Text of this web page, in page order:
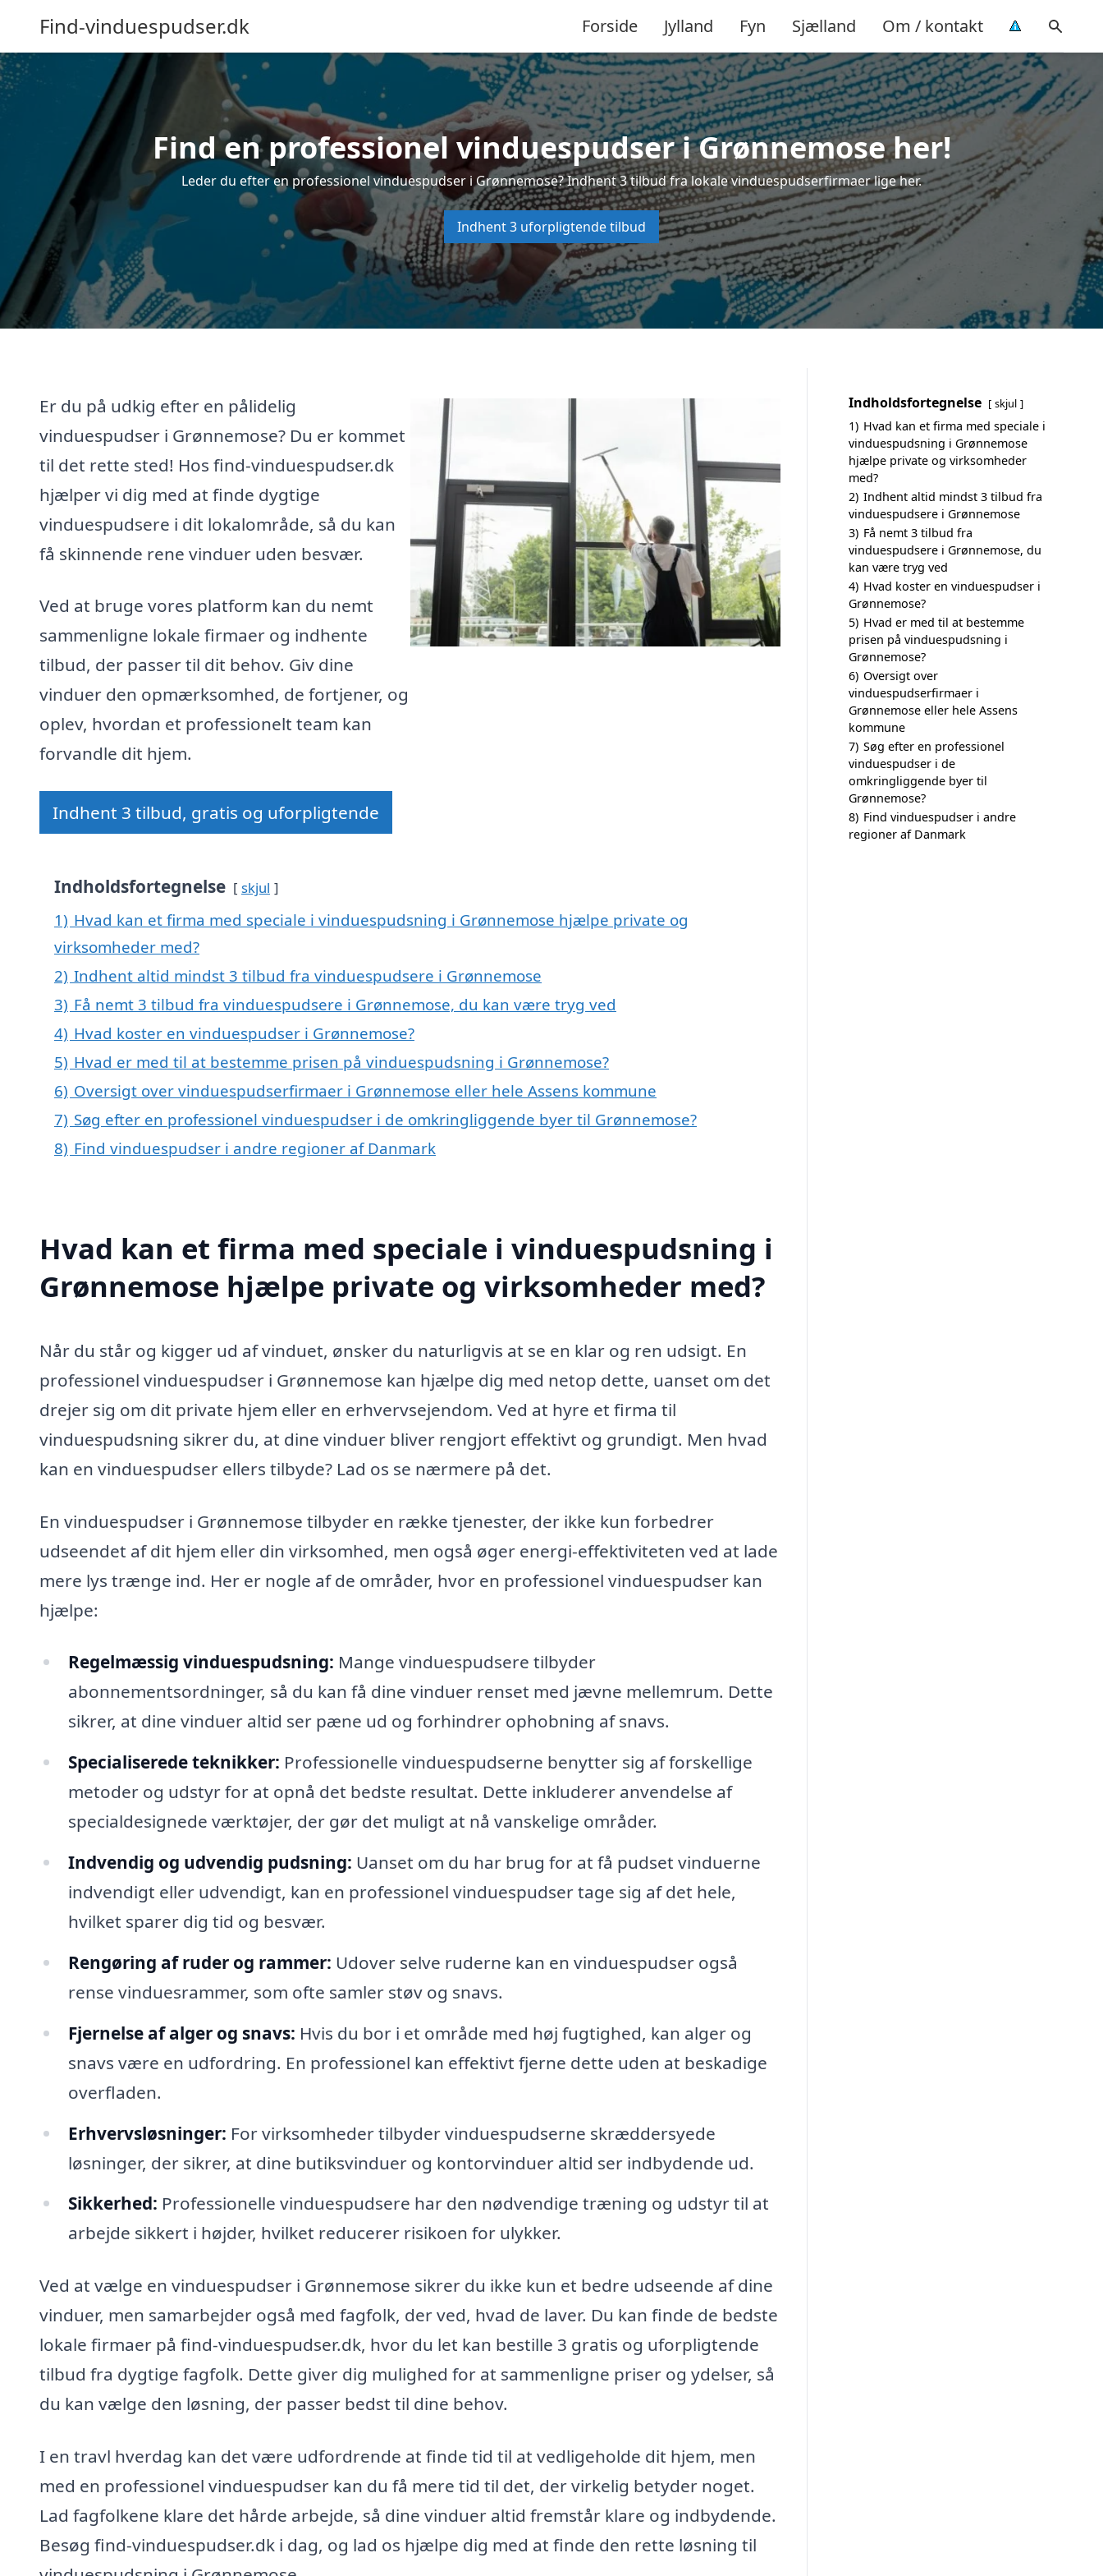
Find-vinduespudser.dk Forside Jylland Fyn Sjælland Om / kontakt
Find en professionel vinduespudser i Grønnemose her!
Leder du efter en professionel vinduespudser i Grønnemose? Indhent 3 tilbud fra lokale vinduespudserfirmaer lige her.
Indhent 3 uforpligtende tilbud
Er du på udkig efter en pålidelig
vinduespudser i Grønnemose? Du er kommet
til det rette sted! Hos find-vinduespudser.dk
hjælper vi dig med at finde dygtige
vinduespudsere i dit lokalområde, så du kan
få skinnende rene vinduer uden besvær.
Ved at bruge vores platform kan du nemt
sammenligne lokale firmaer og indhente
tilbud, der passer til dit behov. Giv dine
vinduer den opmærksomhed, de fortjener, og
oplev, hvordan et professionelt team kan
forvandle dit hjem.
Indhent 3 tilbud, gratis og uforpligtende
Indholdsfortegnelse skjul
1) Hvad kan et firma med speciale i vinduespudsning i Grønnemose hjælpe private og
virksomheder med?
2) Indhent altid mindst 3 tilbud fra vinduespudsere i Grønnemose
3) Få nemt 3 tilbud fra vinduespudsere i Grønnemose, du kan være tryg ved
4) Hvad koster en vinduespudser i Grønnemose?
5) Hvad er med til at bestemme prisen på vinduespudsning i Grønnemose?
6) Oversigt over vinduespudserfirmaer i Grønnemose eller hele Assens kommune
7) Søg efter en professionel vinduespudser i de omkringliggende byer til Grønnemose?
8) Find vinduespudser i andre regioner af Danmark
Hvad kan et firma med speciale i vinduespudsning i
Grønnemose hjælpe private og virksomheder med?
Når du står og kigger ud af vinduet, ønsker du naturligvis at se en klar og ren udsigt. En
professionel vinduespudser i Grønnemose kan hjælpe dig med netop dette, uanset om det
drejer sig om dit private hjem eller en erhvervsejendom. Ved at hyre et firma til
vinduespudsning sikrer du, at dine vinduer bliver rengjort effektivt og grundigt. Men hvad
kan en vinduespudser ellers tilbyde? Lad os se nærmere på det.
En vinduespudser i Grønnemose tilbyder en række tjenester, der ikke kun forbedrer
udseendet af dit hjem eller din virksomhed, men også øger energi-effektiviteten ved at lade
mere lys trænge ind. Her er nogle af de områder, hvor en professionel vinduespudser kan
hjælpe:
Regelmæssig vinduespudsning: Mange vinduespudsere tilbyder
abonnementsordninger, så du kan få dine vinduer renset med jævne mellemrum. Dette
sikrer, at dine vinduer altid ser pæne ud og forhindrer ophobning af snavs.
Specialiserede teknikker: Professionelle vinduespudserne benytter sig af forskellige
metoder og udstyr for at opnå det bedste resultat. Dette inkluderer anvendelse af
specialdesignede værktøjer, der gør det muligt at nå vanskelige områder.
Indvendig og udvendig pudsning: Uanset om du har brug for at få pudset vinduerne
indvendigt eller udvendigt, kan en professionel vinduespudser tage sig af det hele,
hvilket sparer dig tid og besvær.
Rengøring af ruder og rammer: Udover selve ruderne kan en vinduespudser også
rense vinduesrammer, som ofte samler støv og snavs.
Fjernelse af alger og snavs: Hvis du bor i et område med høj fugtighed, kan alger og
snavs være en udfordring. En professionel kan effektivt fjerne dette uden at beskadige
overfladen.
Erhvervsløsninger: For virksomheder tilbyder vinduespudserne skræddersyede
løsninger, der sikrer, at dine butiksvinduer og kontorvinduer altid ser indbydende ud.
Sikkerhed: Professionelle vinduespudsere har den nødvendige træning og udstyr til at
arbejde sikkert i højder, hvilket reducerer risikoen for ulykker.
Ved at vælge en vinduespudser i Grønnemose sikrer du ikke kun et bedre udseende af dine
vinduer, men samarbejder også med fagfolk, der ved, hvad de laver. Du kan finde de bedste
lokale firmaer på find-vinduespudser.dk, hvor du let kan bestille 3 gratis og uforpligtende
tilbud fra dygtige fagfolk. Dette giver dig mulighed for at sammenligne priser og ydelser, så
du kan vælge den løsning, der passer bedst til dine behov.
I en travl hverdag kan det være udfordrende at finde tid til at vedligeholde dit hjem, men
med en professionel vinduespudser kan du få mere tid til det, der virkelig betyder noget.
Lad fagfolkene klare det hårde arbejde, så dine vinduer altid fremstår klare og indbydende.
Besøg find-vinduespudser.dk i dag, og lad os hjælpe dig med at finde den rette løsning til
Indholdsfortegnelse skjul
1) Hvad kan et firma med speciale i
vinduespudsning i Grønnemose
hjælpe private og virksomheder
med?
2) Indhent altid mindst 3 tilbud fra
vinduespudsere i Grønnemose
3) Få nemt 3 tilbud fra
vinduespudsere i Grønnemose, du
kan være tryg ved
4) Hvad koster en vinduespudser i
Grønnemose?
5) Hvad er med til at bestemme
prisen på vinduespudsning i
Grønnemose?
6) Oversigt over
vinduespudserfirmaer i
Grønnemose eller hele Assens
kommune
7) Søg efter en professionel
vinduespudser i de
omkringliggende byer til
Grønnemose?
8) Find vinduespudser i andre
regioner af Danmark